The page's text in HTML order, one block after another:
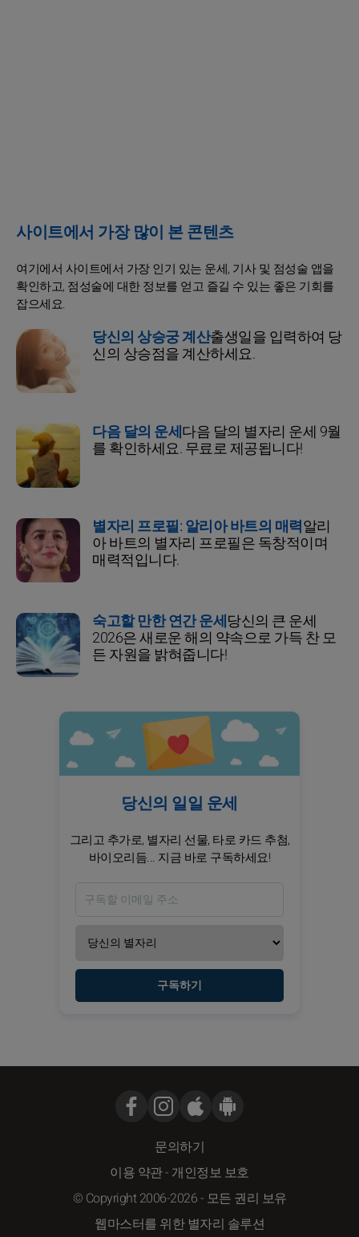
사이트에서 가장 많이 본 콘텐츠
여기에서 사이트에서 가장 인기 있는 운세, 기사 및 점성술 앱을
확인하고, 점성술에 대한 정보를 얻고 즐길 수 있는 좋은 기회를
잡으세요.
당신의 상승궁 계산출생일을 입력하여 당
신의 상승점을 계산하세요.
다음 달의 운세다음 달의 별자리 운세 9월
를 확인하세요. 무료로 제공됩니다!
별자리 프로필: 알리아 바트의 매력알리
아 바트의 별자리 프로필은 독창적이며
매력적입니다.
숙고할 만한 연간 운세당신의 큰 운세
2026은 새로운 해의 약속으로 가득 찬 모
든 자원을 밝혀줍니다!
당신의 일일 운세
그리고 추가로, 별자리 선물, 타로 카드 추첨,
바이오리듬... 지금 바로 구독하세요!
구독하기
문의하기
이용 약관- 개인정보 보호
© Copyright 2006-2026 - 모든 권리 보유
웹마스터를 위한 별자리 솔루션